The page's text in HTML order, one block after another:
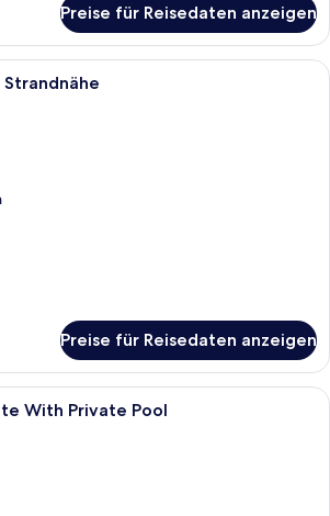
Preise für Reisedaten anzeigen
Ein Sitzbereich im Freien mit
Preise für Reisedaten anzeigen
Ein Poolbereich im Freien mit
With Private Pool